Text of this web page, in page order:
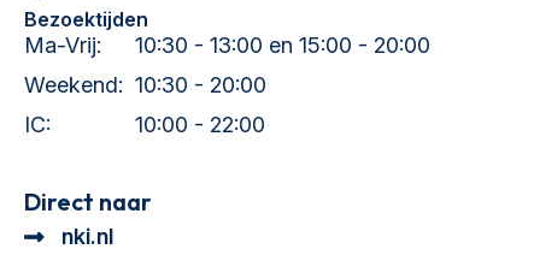
Bezoektijden
Ma-Vrij:
10:30 - 13:00 en 15:00 - 20:00
Weekend: 10:30 - 20:00
IC:
10:00 - 22:00
Direct naar
nki.nl